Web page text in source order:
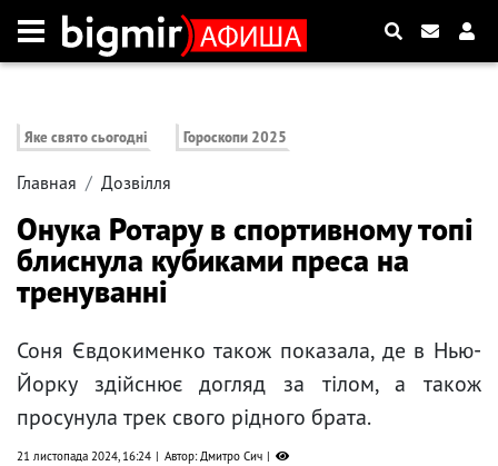
Яке свято сьогодні Гороскопи 2025
Главная Дозвілля
Онука Ротару в спортивному топі
блиснула кубиками преса на
тренуванні
Соня Євдокименко також показала, де в Нью-
Йорку здійснює догляд за тілом, а також
просунула трек свого рідного брата.
21 листопада 2024, 16:24 Автор: Дмитро Сич